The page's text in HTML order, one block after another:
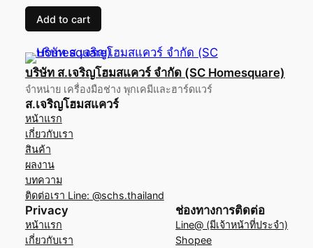
Add to cart
บริษัท ส.เจริญโฮมสแควร์ จำกัด (SC Homesquare)
จำหน่าย เครื่องมือช่าง พุกเคมีและฮาร์ดแวร์
ส.เจริญโฮมสแควร์
หน้าแรก
เกี่ยวกับเรา
สินค้า
ผลงาน
บทความ
ติดต่อเรา Line: @schs.thailand
Privacy
หน้าแรก
เกี่ยวกับเรา
ช่องทางการติดต่อ
Line@ (มีเจ้าหน้าที่ประจำ)
Shopee